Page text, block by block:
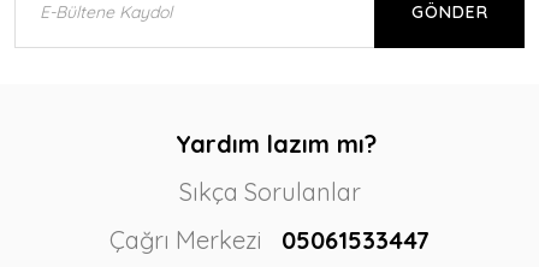
GÖNDER
Yardım lazım mı?
Sıkça Sorulanlar
Çağrı Merkezi
05061533447